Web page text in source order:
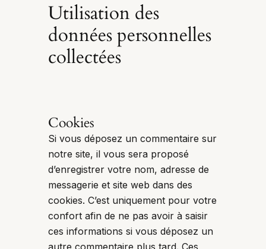
Utilisation des
données personnelles
collectées
Cookies
Si vous déposez un commentaire sur
notre site, il vous sera proposé
d’enregistrer votre nom, adresse de
messagerie et site web dans des
cookies. C’est uniquement pour votre
confort afin de ne pas avoir à saisir
ces informations si vous déposez un